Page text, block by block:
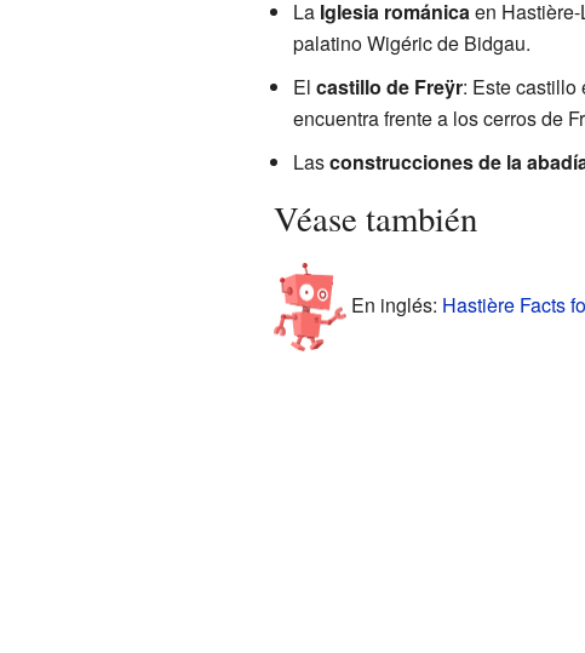
La Iglesia románicaen Hastière-
palatino Wigéric de Bidgau.
El castillo de Freÿr: Este castillo
encuentra frente a los cerros de
Lasconstrucciones de la
Véase también
En inglés: Hastière Facts